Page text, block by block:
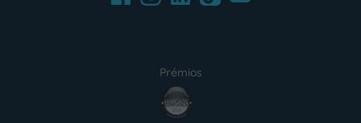
Prémios
award4